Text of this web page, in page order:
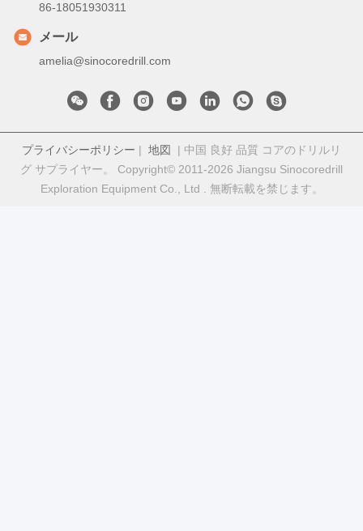
86-18051930311
メール
amelia@sinocoredrill.com
プライバシーポリシー | 地図
| 中国 良好 品質 コアのドリルリ
グ サプライヤー。 Copyright© 2011-2026 Jiangsu Sinocoredrill
Exploration Equipment Co., Ltd . 無断転載を禁じます。